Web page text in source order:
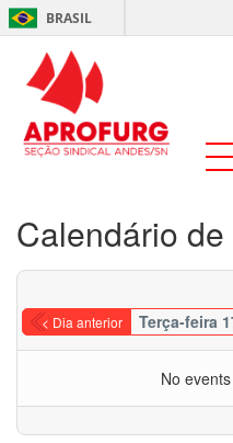
BRASIL
Calendário
< Dia anterior Terça-feira
No